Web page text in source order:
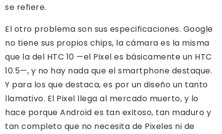
se refiere.
El otro problema son sus especificaciones. Google
no tiene sus propios chips, la cámara es la misma
que la del HTC 10 —el Pixel es básicamente un HTC
10.5—, y no hay nada que el smartphone destaque.
Y para los que destaca, es por un diseño un tanto
llamativo. El Pixel llega al mercado muerto, y lo
hace porque Android es tan exitoso, tan maduro y
tan completo que no necesita de Pixeles ni de